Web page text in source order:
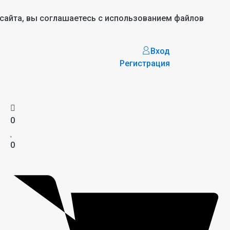
вы соглашаетесь с использованием файлов
Вход
Регистрация
0
0